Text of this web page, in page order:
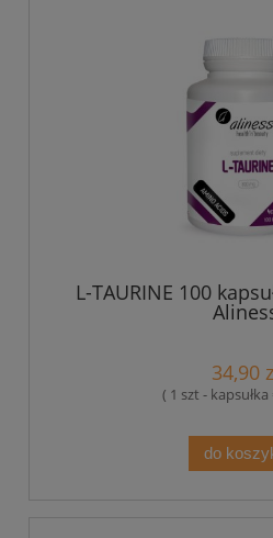
L-TAURINE 100
34,90
( 1 szt - kapsułka
do